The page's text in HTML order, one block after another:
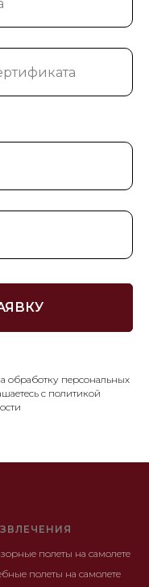
обработку персональных
c политикой
полеты на самолете
полеты на самолете